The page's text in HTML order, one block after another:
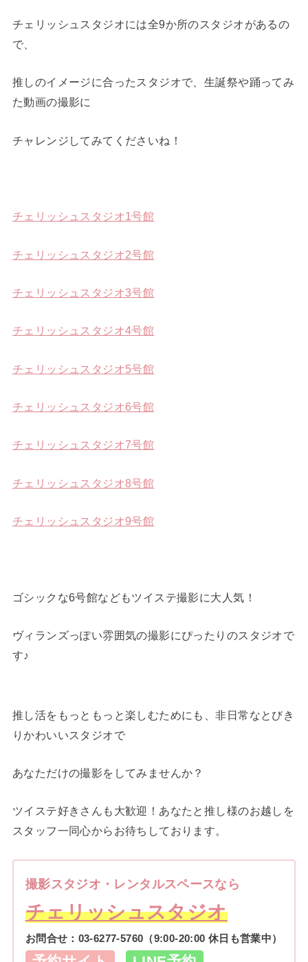
チェリッシュスタジオには全9か所のスタジオがあるの
で、
推しのイメージに合ったスタジオで、生誕祭や踊ってみ
た動画の撮影に
チャレンジしてみてくださいね！
チェリッシュスタジオ1号館
チェリッシュスタジオ2号館
チェリッシュスタジオ3号館
チェリッシュスタジオ4号館
チェリッシュスタジオ5号館
チェリッシュスタジオ6号館
チェリッシュスタジオ7号館
チェリッシュスタジオ8号館
チェリッシュスタジオ9号館
ゴシックな6号館などもツイステ撮影に大人気！
ヴィランズっぽい雰囲気の撮影にぴったりのスタジオで
す♪
推し活をもっともっと楽しむためにも、非日常なとびき
りかわいいスタジオで
あなただけの撮影をしてみませんか？
ツイステ好きさんも大歓迎！あなたと推し様のお越しを
スタッフ一同心からお待ちしております。
撮影スタジオ・レンタルスペースなら
チェリッシュスタジオ
お問合せ： 03-6277-5760 （9:00-20:00 休日も営業中）